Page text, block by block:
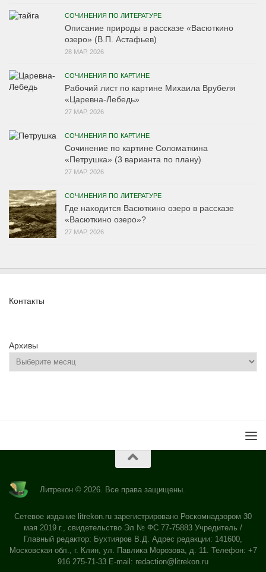
СОЧИНЕНИЯ ПО ЛИТЕРАТУРЕ
Описание природы в рассказе «Васюткино
озеро» (В.П. Астафьев)
28 МАР, 2026
СОЧИНЕНИЯ ПО КАРТИНЕ
Рабочий лист по картине Михаила Врубеля
«Царевна-Лебедь»
27 МАР, 2026
СОЧИНЕНИЯ ПО КАРТИНЕ
Сочинение по картине Соломаткина
«Петрушка» (3 варианта по плану)
27 МАР, 2026
СОЧИНЕНИЯ ПО ЛИТЕРАТУРЕ
Где находится Васюткино озеро в рассказе
«Васюткино озеро»?
27 МАР, 2026
Контакты
Архивы
Литрекон © 2026. Все права защищены.
Сетевое издание litrekon.ru зарегистрировано Роскомнадзором 30
мая 2019 г., свидетельство Эл № ФС 77-75883 Учредитель /
Главный редактор: Бухтияров В.Д. Адрес редакции: 141600,
Московская обл., г. Клин, ул. Павлика Морозова, д. 11. Телефон: +7
916 275-71-33 E-mail: redaction@litrekon.ru